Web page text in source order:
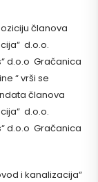
članova
d.o.o.
d.o.o Gračanica
“ vrši se
članova
d.o.o.
d.o.o Gračanica
i kanalizacija“